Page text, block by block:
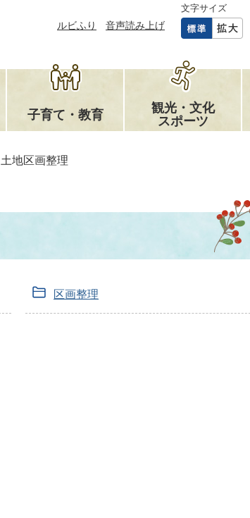
ルビふり 音声読み上げ
文字サイズ
子育て・教育
観光・文化
スポーツ
土地区画整理
区画整理